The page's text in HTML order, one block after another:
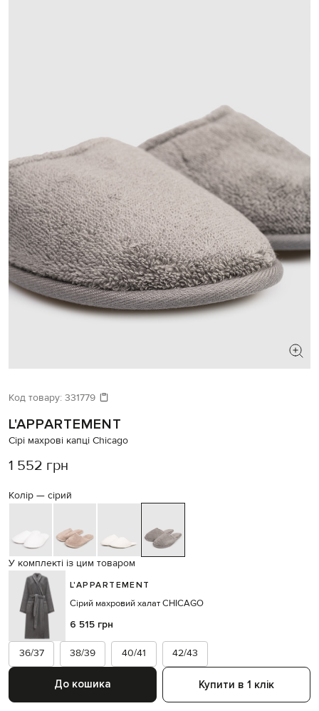
Код товару: 331779
L'APPARTEMENT
Сірі махрові капці Chicago
1 552 грн
Колір — сірий
У комплекті із цим товаром
L'APPARTEMENT
Сірий махровий халат CHICAGO
6 515 грн
36/37 38/39 40/41 42/43
До кошика Купити в 1 клік